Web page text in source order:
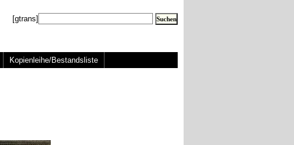
[gtrans]
Kopienleihe/Bestandsliste